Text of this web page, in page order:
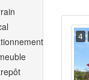
4